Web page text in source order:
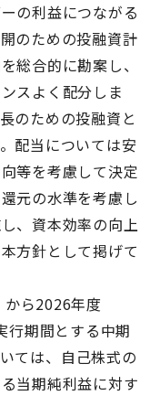
の利益につながる
のための投融資計
総合的に勘案し、
スよく配分しま
のための投融資と
配当については安
等を考慮して決定
元の水準を考慮し
、資本効率の向上
方針として掲げて
ら2026年度
行期間とする中期
ては、自己株式の
当期純利益に対す